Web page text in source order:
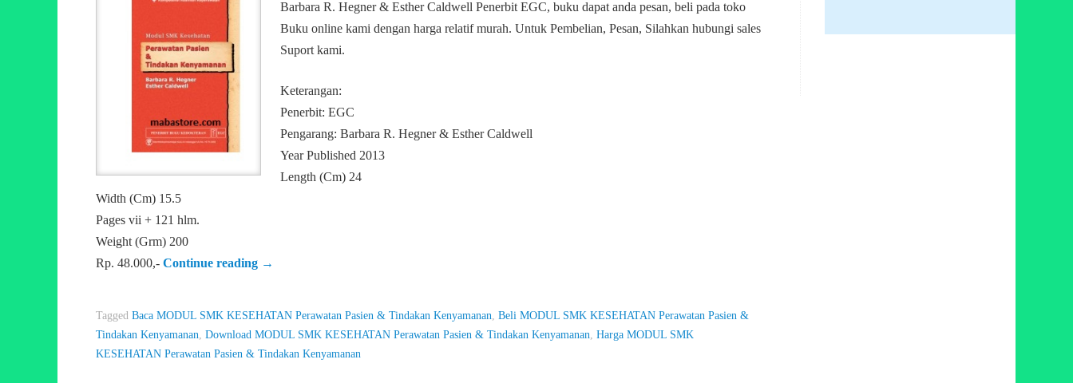
Barbara R. Hegner & Esther Caldwell Penerbit EGC, buku dapat anda pesan, beli pada toko
Buku online kami dengan harga relatif murah. Untuk Pembelian, Pesan, Silahkan hubungi sales
Suport kami.
Keterangan:
Penerbit: EGC
Pengarang: Barbara R. Hegner & Esther Caldwell
Year Published 2013
Length (Cm) 24
Width (Cm) 15.5
Pages vii + 121 hlm.
Weight (Grm) 200
Rp. 48.000,- Continue reading →
Tagged Baca MODUL SMK KESEHATAN Perawatan Pasien & Tindakan Kenyamanan Beli MODUL SMK KESEHATAN Perawatan Pasien &
Tindakan Kenyamanan Download MODUL SMK KESEHATAN Perawatan Pasien & Tindakan Kenyamanan Harga MODUL SMK
KESEHATAN Perawatan Pasien & Tindakan Kenyamanan